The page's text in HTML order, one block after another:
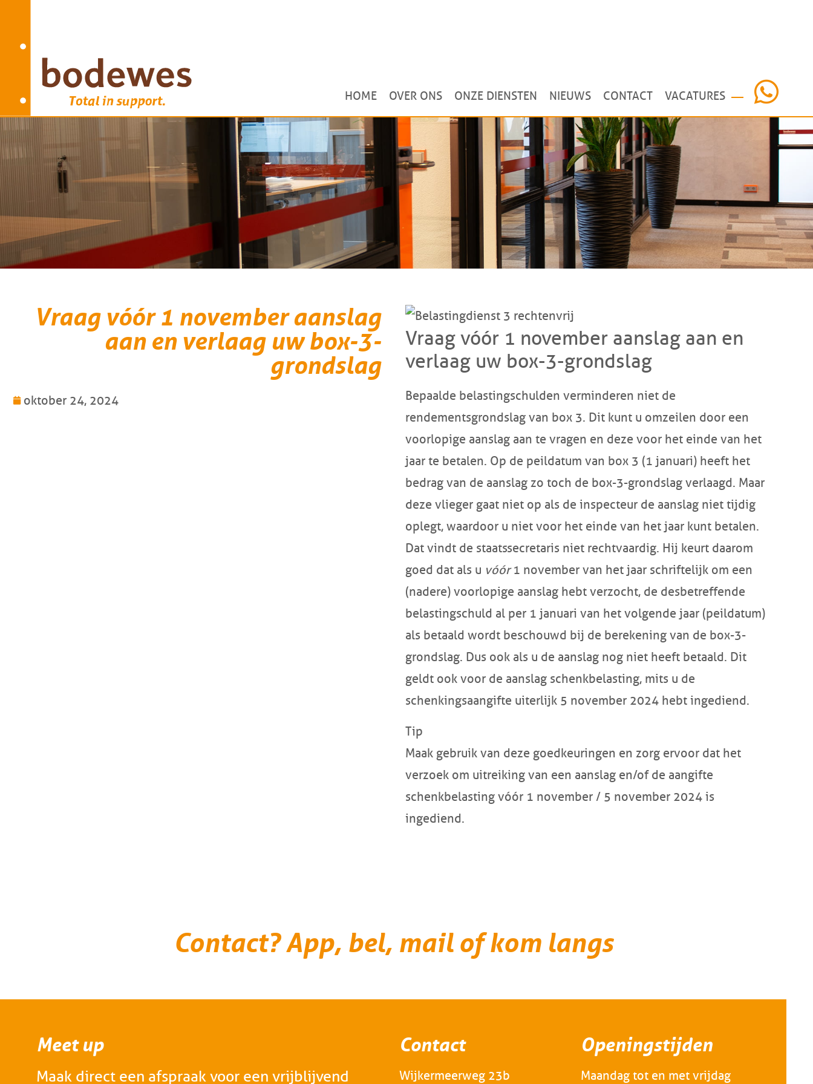
HOME OVER ONS ONZE DIENSTEN NIEUWS CONTACT VACATURES
Vraag vóór 1 november aanslag
aan en verlaag uw box-3-
grondslag
oktober 24, 2024
Vraag vóór 1 november aanslag aan en
verlaag uw box-3-grondslag
Bepaalde belastingschulden verminderen niet de
rendementsgrondslag van box 3. Dit kunt u omzeilen door een
voorlopige aanslag aan te vragen en deze voor het einde van het
jaar te betalen. Op de peildatum van box 3 (1 januari) heeft het
bedrag van de aanslag zo toch de box-3-grondslag verlaagd. Maar
deze vlieger gaat niet op als de inspecteur de aanslag niet tijdig
oplegt, waardoor u niet voor het einde van het jaar kunt betalen.
Dat vindt de staatssecretaris niet rechtvaardig. Hij keurt daarom
goed dat als u vóór1 november van het jaar schriftelijk om een
(nadere) voorlopige aanslag hebt verzocht, de desbetreffende
belastingschuld al per 1 januari van het volgende jaar (peildatum)
als betaald wordt beschouwd bij de berekening van de box-3-
grondslag. Dus ook als u de aanslag nog niet heeft betaald. Dit
geldt ook voor de aanslag schenkbelasting, mits u de
schenkingsaangifte uiterlijk 5 november 2024 hebt ingediend.
Tip
Maak gebruik van deze goedkeuringen en zorg ervoor dat het
verzoek om uitreiking van een aanslag en/of de aangifte
schenkbelasting vóór 1 november / 5 november 2024 is
ingediend.
Contact? App, bel, mail of kom langs
Meet up
Maak direct een afspraak voor een vrijblijvend
Contact
Wijkermeerweg 23b
Openingstijden
Maandag tot en met vrijdag